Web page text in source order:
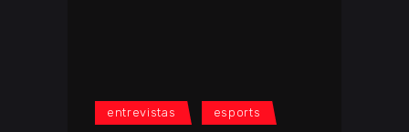
entrevistas esports